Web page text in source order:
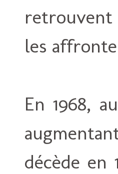
les
En 1968,
décède